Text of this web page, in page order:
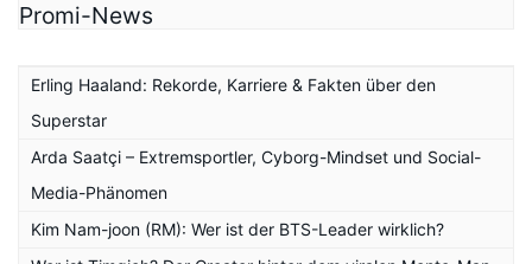
Promi-News
Erling Haaland: Rekorde, Karriere & Fakten über den
Superstar
Arda Saatçi – Extremsportler, Cyborg-Mindset und Social-
Media-Phänomen
Kim Nam-joon (RM): Wer ist der BTS-Leader wirklich?